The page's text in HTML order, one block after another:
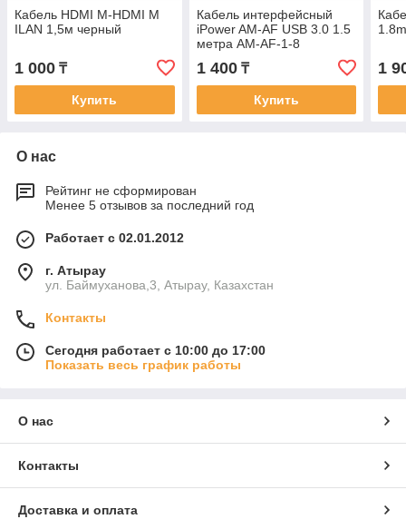
Кабель HDMI М-HDMI M
ILAN 1,5м черный
1 000 ₸
Купить
Кабель интерфейсный
iPower AM-AF USB 3.0 1.5
метра AM-AF-1-8
1 400₸
Купить
1
О нас
Рейтинг не сформирован
Менее 5 отзывов за последний год
Работает с 02.01.2012
г. Атырау
ул. Баймуханова,3, Атырау, Казахстан
Контакты
Сегодня работает с 10:00 до 17:00
Показать весь график работы
О нас
Контакты
Доставка и оплата